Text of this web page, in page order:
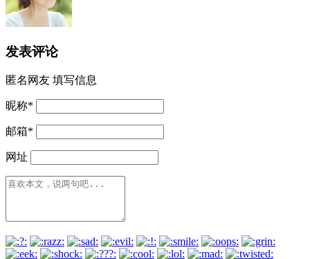
发表评论
匿名网友 填写信息
昵称*
邮箱*
网址